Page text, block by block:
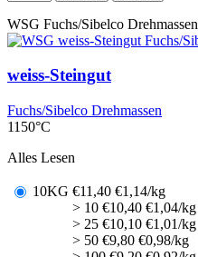
WSG Fuchs/Sibelco Drehmassen
weiss-Steingut
Fuchs/Sibelco Drehmassen
1150°C
Alles Lesen
10KG €11,40 €1,14/kg
> 10 €10,40 €1,04/kg
> 25 €10,10 €1,01/kg
> 50 €9,80 €0,98/kg